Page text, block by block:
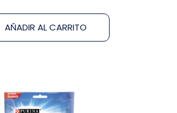
AÑADIR AL CARRITO